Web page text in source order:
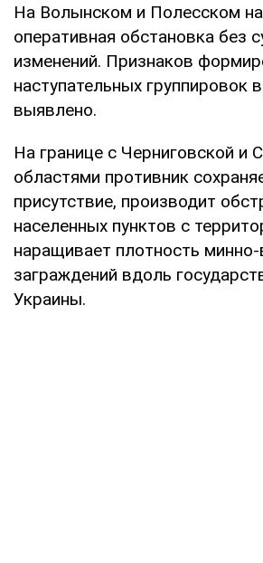
На Волынском и Полесском
оперативная обстановка без
изменений. Признаков
наступательных группировок
выявлено.
На границе с Черниговской и
областями противник
присутствие, производит
населенных пунктов с
наращивает плотность
заграждений вдоль
Украины.